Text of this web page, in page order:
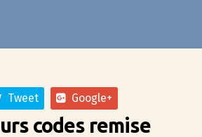
Tweet Google+
codes remise